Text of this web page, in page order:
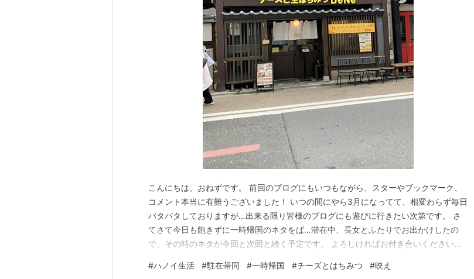
こんにちは、おねずです。 前回のブログにもいつもながら、スターやブックマーク、
コメント本当に有難うございました！ いつの間にやら3月になってて、相変わらず毎日
バタバタしておりますが…出来る限り皆様のブログにも遊びに行きたい次第です。 さ
てさて今日も飽きずに一時帰国のネタをば…滞在中、長女とふたりでお出かけしたの
で、その時のネタが今回と次回と続く予定です。 よろしければお付き合いくださいま
#ハノイ生活 #駐在帯同 #一時帰国 #チーズとはちみつ #映え